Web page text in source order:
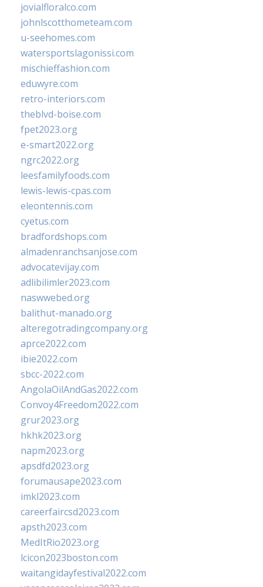
jovialfloralco.com
johnlscotthometeam.com
u-seehomes.com
watersportslagonissi.com
mischieffashion.com
eduwyre.com
retro-interiors.com
theblvd-boise.com
fpet2023.org
e-smart2022.org
ngrc2022.org
leesfamilyfoods.com
lewis-lewis-cpas.com
eleontennis.com
cyetus.com
bradfordshops.com
almadenranchsanjose.com
advocatevijay.com
adlibilimler2023.com
naswwebed.org
balithut-manado.org
alteregotradingcompany.org
aprce2022.com
ibie2022.com
sbcc-2022.com
AngolaOilAndGas2022.com
Convoy4Freedom2022.com
grur2023.org
hkhk2023.org
napm2023.org
apsdfd2023.org
forumausape2023.com
imkl2023.com
careerfaircsd2023.com
apsth2023.com
MedItRio2023.org
lcicon2023boston.com
waitangidayfestival2022.com